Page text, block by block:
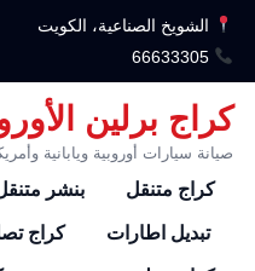
الشويخ الصناعية، الكويت
66633305
كراج برلين
صيانة سيارات أوروبية ويابانية
كراج متنقل بنشر
تبديل اطارات كراج